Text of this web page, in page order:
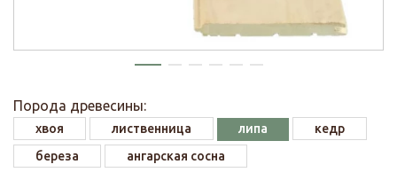
Порода древесины:
хвоя лиственница липа
кедр
береза
ангарская сосна